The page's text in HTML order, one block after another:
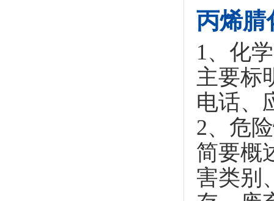
丙烯腈
1、化
主要标
电话、
2、危
简要概
害类别